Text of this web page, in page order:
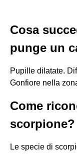
Cosa
punge un
Pupille dilatate.
Gonfiore nella
Come
scorpione?
Le specie di